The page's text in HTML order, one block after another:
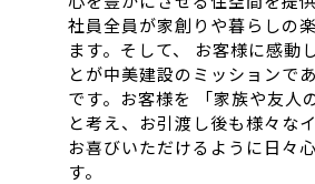
社員全員が家創りや暮らしの
ます。そして、 お客様に感動
とが中美建設のミッションで
です。お客様を 「家族や友人
と考え、お引渡し後も様々な
お喜びいただけるように日々
す。